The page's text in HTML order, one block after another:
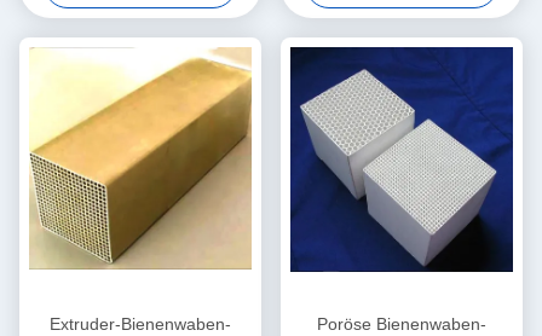
Auspuff-Katalysator
Extruder-Bienenwaben-
Poröse Bienenwaben-